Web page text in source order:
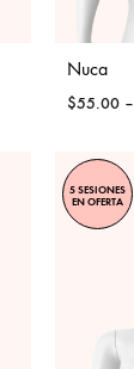
Nuca
$55.00 –
5 SESIONES
EN OFERTA